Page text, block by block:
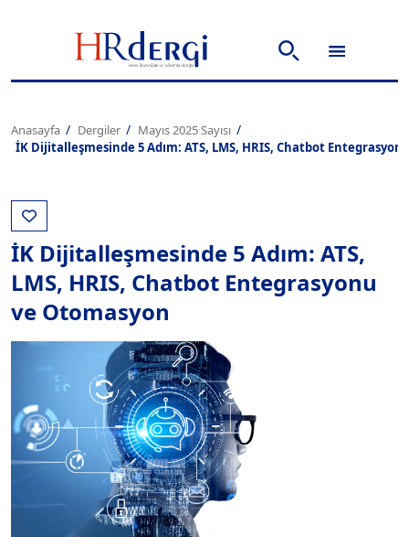
Anasayfa Dergiler
Mayıs 2025 Sayısı
İK Dijitalleşmesinde 5 Adım: ATS, LMS, HRIS, Chatbot
İK Dijitalleşmesinde 5 Adım: ATS,
LMS, HRIS, Chatbot Entegrasyonu
ve Otomasyon